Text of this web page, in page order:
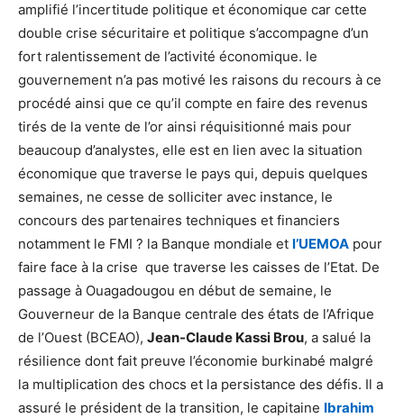
amplifié l’incertitude politique et économique car cette
double crise sécuritaire et politique s’accompagne d’un
fort ralentissement de l’activité économique. le
gouvernement n’a pas motivé les raisons du recours à ce
procédé ainsi que ce qu’il compte en faire des revenus
tirés de la vente de l’or ainsi réquisitionné mais pour
beaucoup d’analystes, elle est en lien avec la situation
économique que traverse le pays qui, depuis quelques
semaines, ne cesse de solliciter avec instance, le
concours des partenaires techniques et financiers
notamment le FMI ? la Banque mondiale et l’UEMOA pour
faire face à la crise que traverse les caisses de l’Etat. De
passage à Ouagadougou en début de semaine, le
Gouverneur de la Banque centrale des états de l’Afrique
de l’Ouest (BCEAO), Jean-Claude Kassi Brou, a salué la
résilience dont fait preuve l’économie burkinabé malgré
la multiplication des chocs et la persistance des défis. Il a
assuré le président de la transition, le capitaine Ibrahim